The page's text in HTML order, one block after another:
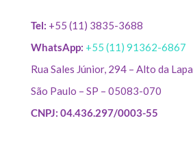
Tel: +55 (11) 3835-3688
WhatsApp: +55 (11) 91362-6867
Rua Sales Júnior, 294 – Alto da Lapa
São Paulo – SP – 05083-070
CNPJ: 04.436.297/0003-55